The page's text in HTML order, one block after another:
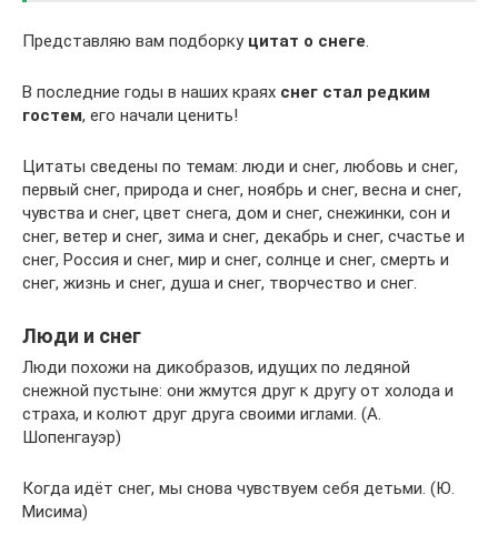
Представляю вам подборку цитат о снеге
В последние годы в наших краях снег стал редким
гостем, его начали ценить!
Цитаты сведены по темам: люди и снег, любовь и снег,
первый снег, природа и снег, ноябрь и снег, весна и снег,
чувства и снег, цвет снега, дом и снег, снежинки, сон и
снег, ветер и снег, зима и снег, декабрь и снег, счастье и
снег, Россия и снег, мир и снег, солнце и снег, смерть и
снег, жизнь и снег, душа и снег, творчество и снег.
Люди и снег
Люди похожи на дикобразов, идущих по ледяной
снежной пустыне: они жмутся друг к другу от холода и
страха, и колют друг друга своими иглами. (А.
Шопенгауэр)
Когда идёт снег, мы снова чувствуем себя детьми. (Ю.
Мисима)